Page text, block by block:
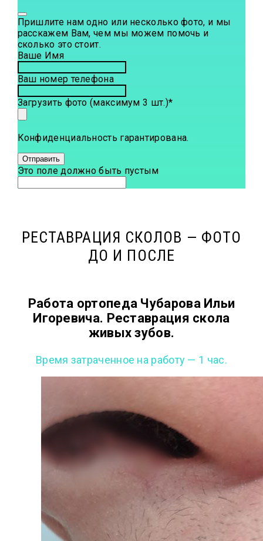
Пришлите нам одно или несколько фото, и мы
расскажем Вам, чем мы можем помочь и
сколько это стоит.
Ваше Имя
Ваш номер телефона
Загрузить фото (максимум 3 шт.)*
Конфиденциальность гарантирована.
Отправить
Это поле должно быть пустым
РЕСТАВРАЦИЯ СКОЛОВ — ФОТО
ДО И ПОСЛЕ
Работа ортопеда Чубарова Ильи
Игоревича. Реставрация скола
живых зубов.
Время затраченное на работу — 1 час.